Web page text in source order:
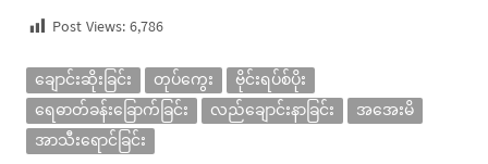
Post Views:6,786
ချောင်းဆိုးခြင်း တုပ်ကွေး
ဗိုင်းရပ်စ်ပိုး
ရေဓာတ်ခန်းခြောက်ခြင်း
လည်ချောင်းနာခြင်း
အအေးမိ
အာသီးရောင်ခြင်း